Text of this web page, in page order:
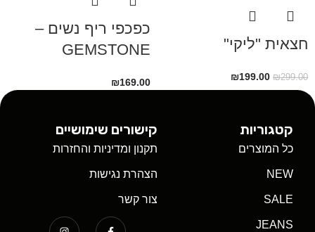
חצאית "ליקי"
₪299.00
₪199.00
כפכפי ריף נשים –
GEMSTONE
₪169.00
קטגוריות
כל המוצרים
NEW
SALE
JEANS
קישורים שימושיים
תקנון ומדיניות והחזרות
הצהרת נגישות
צור קשר